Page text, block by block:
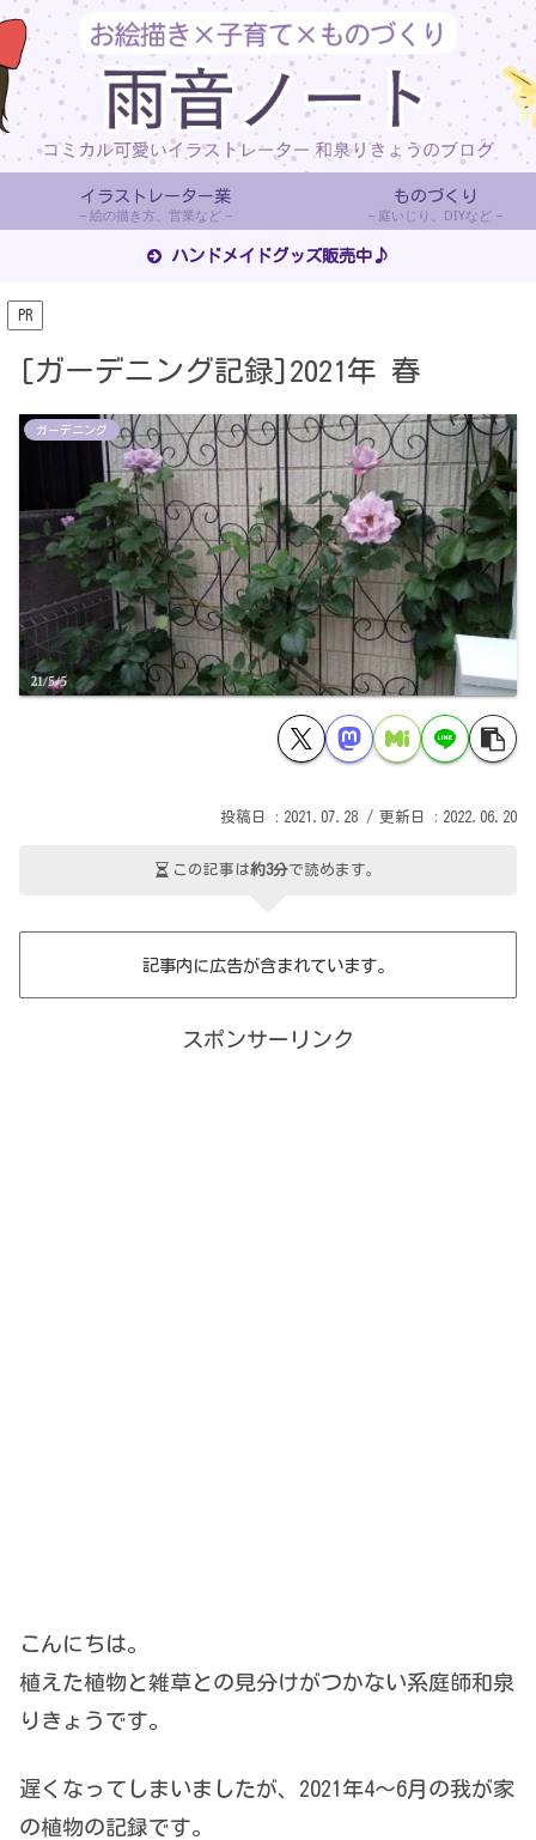
イラストレーター業
絵の描き方、営業など
ものづくり
庭いじり、DIYなど
ハンドメイドグッズ販売中♪
PR
[ガーデニング記録]2021年 春
ガーデニング
2021.07.28 2022.06.20
この記事は約3分で読めます。
記事内に広告が含まれています。
スポンサーリンク
こんにちは。
植えた植物と雑草との見分けがつかない系庭師和泉
りきょうです。
遅くなってしまいましたが、2021年4～6月の我が家
の植物の記録です。